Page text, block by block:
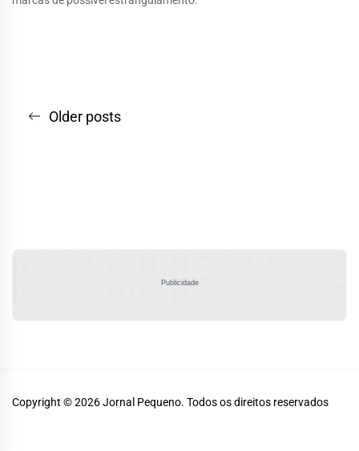
Navegação
Older posts
Publicidade
Copyright © 2026Jornal Pequeno. Todos os direitos reservados